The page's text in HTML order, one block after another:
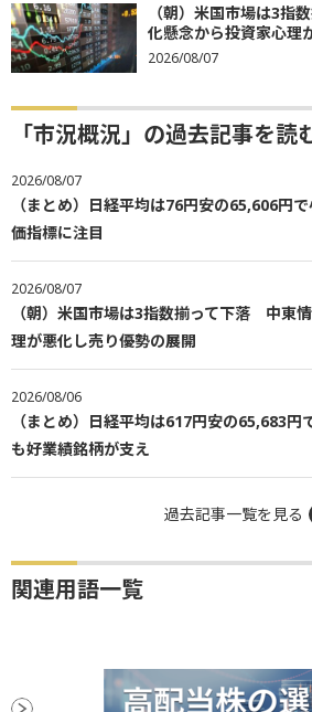
（朝）米国市場は3
化懸念から投資家心理
2026/08/07
「市況概況」の過去記事を読
2026/08/07
（まとめ）日経平均は76円安の65,606円
価指標に注目
2026/08/07
（朝）米国市場は3指数揃って下落 中東
理が悪化し売り優勢の展開
2026/08/06
（まとめ）日経平均は617円安の65,683
も好業績銘柄が支え
過去記事一覧を見る
関連用語一覧